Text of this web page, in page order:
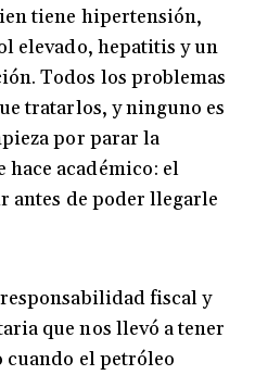
tiene hipertensión,
elevado, hepatitis y un
Todos los problemas
tratarlos, y ninguno es
por parar la
hace académico: el
antes de poder llegarle
fiscal y
que nos llevó a tener
el petróleo